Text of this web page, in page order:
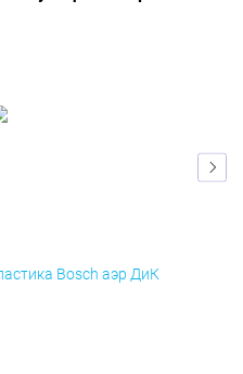
Bosch аэр ДиК